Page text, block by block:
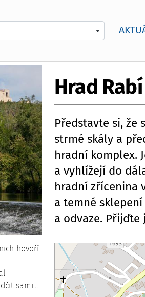
Hrad Rabí
Představte si, že
strmé skály a
hradní komplex.
a vyhlížejí do
hradní zřícenina
a temné
a odvaze.
hovoří
sami…